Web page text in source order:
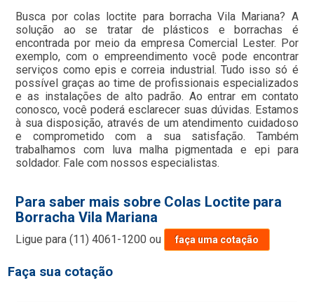
Busca por colas loctite para borracha Vila Mariana? A
solução ao se tratar de plásticos e borrachas é
encontrada por meio da empresa Comercial Lester. Por
exemplo, com o empreendimento você pode encontrar
serviços como epis e correia industrial. Tudo isso só é
possível graças ao time de profissionais especializados
e as instalações de alto padrão. Ao entrar em contato
conosco, você poderá esclarecer suas dúvidas. Estamos
à sua disposição, através de um atendimento cuidadoso
e comprometido com a sua satisfação. Também
trabalhamos com luva malha pigmentada e epi para
soldador. Fale com nossos especialistas.
Para saber mais sobre Colas Loctite para
Borracha Vila Mariana
Ligue para(11) 4061-1200 ou faça uma cotação
Faça sua cotação